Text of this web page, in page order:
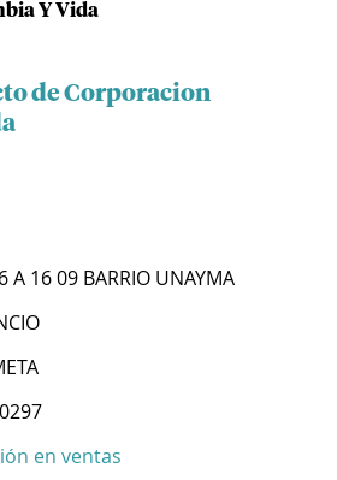
Y Vida
de Corporacion
A 16 09 BARRIO UNAYMA
en ventas